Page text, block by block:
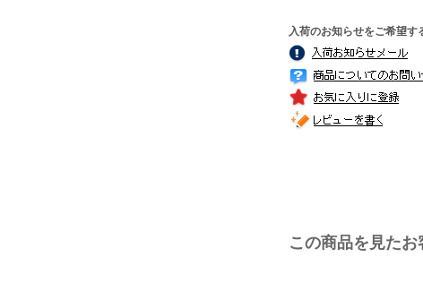
入荷のお知らせをご希望す
この商品を見た